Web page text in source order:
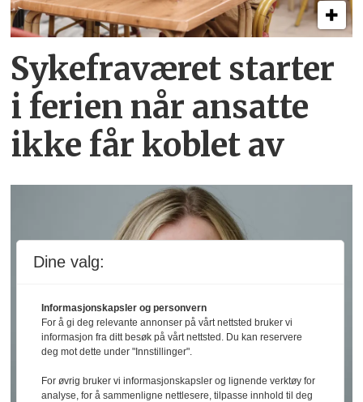
Sykefraværet starter
i ferien når ansatte
ikke får koblet av
Dine valg:
Informasjonskapsler og personvern
For å gi deg relevante annonser på vårt nettsted bruker vi
informasjon fra ditt besøk på vårt nettsted. Du kan reservere
deg mot dette under "Innstillinger".
For øvrig bruker vi informasjonskapsler og lignende verktøy for
analyse, for å sammenligne nettlesere, tilpasse innhold til deg